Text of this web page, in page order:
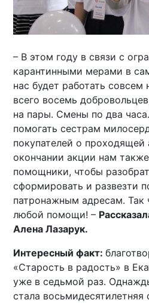
– В этом году в связи с
карантинными мерами в
нас будет работать
всего восемь
на пары. Смены по два
помогать сестрам
покупателей о
окончании акции нам
помощники, чтобы
сформировать и развезти
патронажным адресам. Так
любой помощи! –
Алена Лазарук.
Интересный факт:
«Старость в радость» в
уже в седьмой раз.
стала